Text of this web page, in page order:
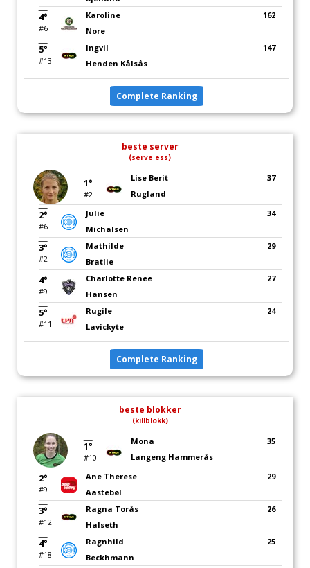
4°
#6
Karoline
Nore
162
5°
#13
Ingvil
Henden Kålsås
147
Complete Ranking
beste server
(serve ess)
1°
#2
Lise Berit
Rugland
37
2°
#6
Julie
Michalsen
34
3°
#2
Mathilde
Bratlie
29
4°
#9
Charlotte Renee
Hansen
27
5°
#11
Rugile
Lavickyte
24
Complete Ranking
beste blokker
(killblokk)
1°
#10
Mona
Langeng Hammerås
35
2°
#9
Ane Therese
Aastebøl
29
3°
#12
Ragna Torås
Halseth
26
4°
#18
Ragnhild
Beckhmann
25